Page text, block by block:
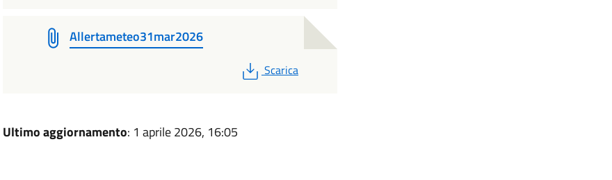
Allertameteo31mar2026
PDF
Scarica
Ultimo aggiornamento: 1 aprile 2026, 16:05